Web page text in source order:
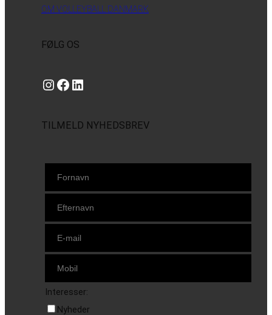
OM VOLLEYBALL DANMARK
FØLG OS
Instagram https://www.facebook.com/danishbeachvolleytour LinkedIn
TILMELD NYHEDSBREV
Interesser:
Nyheder